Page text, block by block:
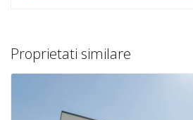
Proprietati similare